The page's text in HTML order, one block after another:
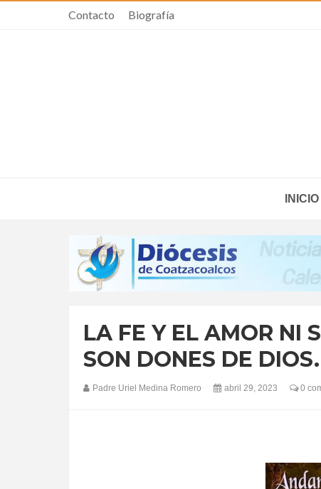
Contacto Biografía
INICIO
LA FE Y EL AMOR NI
SON DONES DE DIOS.
Padre Uriel Medina Romero abril 29, 2023 0